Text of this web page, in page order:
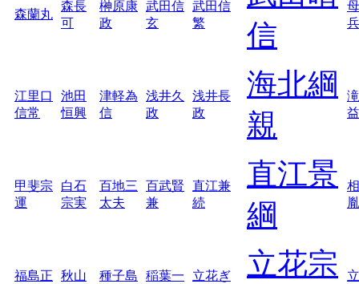
森蘭丸
森長
可
榊原康
政
武田信
玄
武田信
繁
信
江里口
信常
池田
恒興
津軽為
信
浅井久
政
浅井長
政
海北綱
親
益
甲斐宗
運
白石
宗実
百地三
太夫
百武賢
兼
直江兼
続
直江景
綱
胤
福島正
秋山
種子島
稲葉一
立花ぎ
立花宗